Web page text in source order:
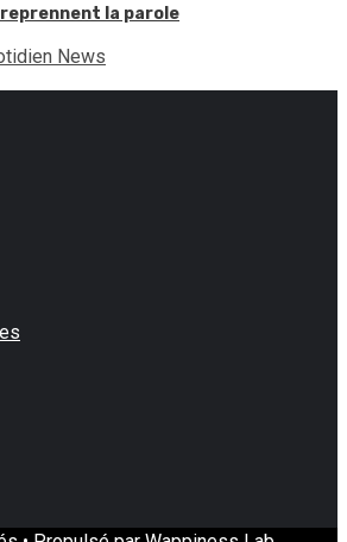
reprennent la parole
News